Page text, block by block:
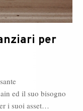
per
ed il suo bisogno
i suoi asset…